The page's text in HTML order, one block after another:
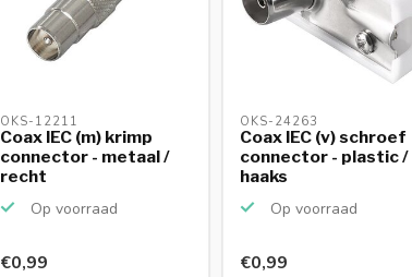
OKS-12211
Coax IEC (m) krimp
connector - metaal /
recht
Op voorraad
€0,99
OKS-24263
Coax IEC (v) schroef
connector - plastic /
haaks
Op voorraad
€0,99